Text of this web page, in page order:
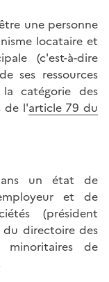
une personne
locataire et
(c'est-à-dire
ses ressources
la catégorie des
de l'article 79 du
un état de
et de
(président
directoire des
minoritaires de